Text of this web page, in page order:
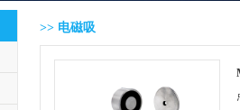
>> 电磁吸